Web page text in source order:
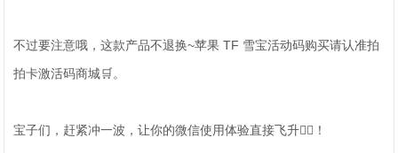
不过要注意哦，这款产品不退换~苹果 TF 雪宝活动码购买请认准拍
拍卡激活码商城🛒。
宝子们，赶紧冲一波，让你的微信使用体验直接飞升🧚‍♀️！